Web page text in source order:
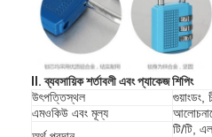
II. ব্যবসায়িক শর্তাবলী এবং প্যাকেজ শিপিং
উৎপত্তিস্থল
গুয়াংডং,
এমওকিউ এবং মূল্য
টি/টি,